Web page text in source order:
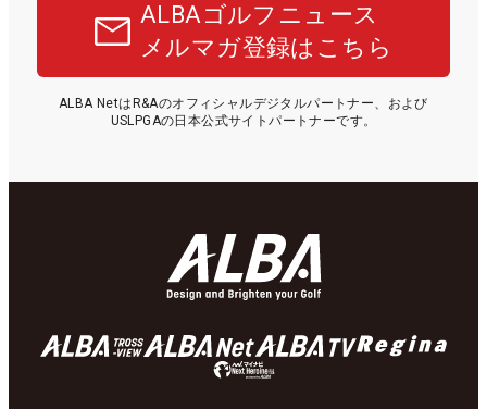
ALBAゴルフニュース
メルマガ登録はこちら
ALBA NetはR&Aのオフィシャルデジタルパートナー、および
USLPGAの日本公式サイトパートナーです。